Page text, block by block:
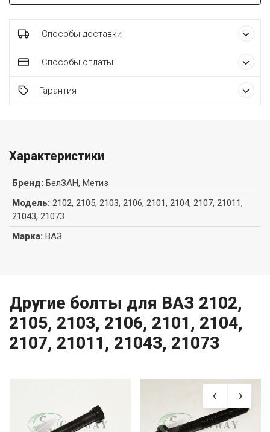
Способы доставки
Способы оплаты
Гарантия
Характеристики
Бренд: БелЗАН, Метиз
Модель: 2102, 2105, 2103, 2106, 2101, 2104, 2107, 21011,
21043, 21073
Марка: ВАЗ
Другие болты для ВАЗ 2102,
2105, 2103, 2106, 2101, 2104,
2107, 21011, 21043, 21073